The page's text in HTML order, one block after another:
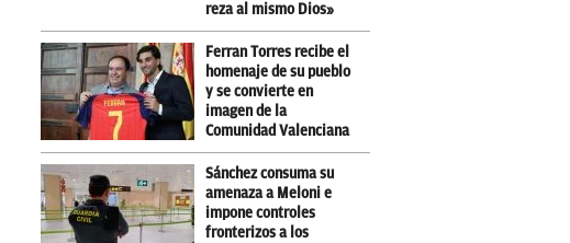
reza al mismo Dios»
Ferran Torres recibe el
homenaje de su pueblo
y se convierte en
imagen de la
Comunidad Valenciana
Sánchez consuma su
amenaza a Meloni e
impone controles
fronterizos a los